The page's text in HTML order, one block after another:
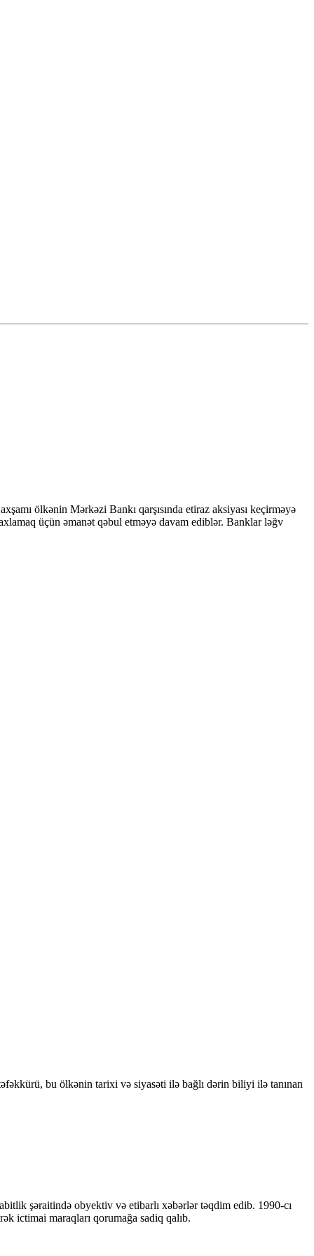
ölkənin Mərkəzi Bankı qarşısında etiraz aksiyası keçirməyə
üçün əmanət qəbul etməyə davam ediblər. Banklar ləğv
bu ölkənin tarixi və siyasəti ilə bağlı dərin biliyi ilə tanınan
şəraitində obyektiv və etibarlı xəbərlər təqdim edib. 1990-cı
ictimai maraqları qorumağa sadiq qalıb.